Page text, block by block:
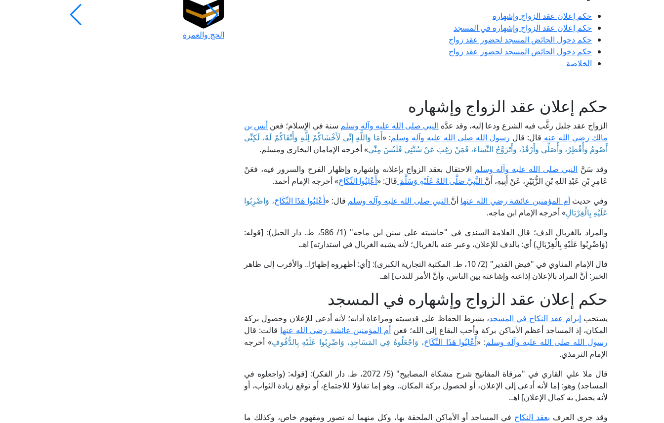
حكم إعلان عقد الزواج وإشهاره
حكم إعلان عقد الزواج وإشهاره في المسجد
حكم دخول الحائض المسجد لحضور عقد زواج
حكم دخول الحائض المسجد لحضور عقد زواج
الخلاصة
حكم إعلان عقد الزواج وإشهاره
الزواج عقد جليل رغَّب فيه الشرع ودعا إليه، وقد عدَّه النبي صلى الله عليه وآله وسلم سنة في الإسلام؛ فعن أنس بن
مالك رضي الله عنه قال: قال رسول الله صلى الله عليه وآله وسلم: «أَمَا وَاللَّهِ إِنِّي لَأَخْشَاكُمْ لِلَّهِ وَأَتْقَاكُمْ لَهُ، لَكِنِّي
أَصُومُ وَأُفْطِرُ، وَأُصَلِّي وَأَرْقُدُ، وَأَتَزَوَّجُ النِّسَاءَ، فَمَنْ رَغِبَ عَنْ سُنَّتِي فَلَيْسَ مِنِّي» أخرجه الإمامان البخاري ومسلم.
وقد سَنَّ النبي صلى الله عليه وآله وسلم الاحتفال بعقد الزواج بإعلانه وإشهاره وإظهار الفرح والسرور فيه، فعَنْ
عَامِرِ بْنِ عَبْدِ اللهِ بْنِ الزُّبَيْرِ، عَنْ أَبِيهِ، أَنَّ النَّبِيَّ صَلَّى اللهُ عَلَيْهِ وَسَلَّمَ قَالَ: «أَعْلِنُوا النِّكَاحَ» أخرجه الإمام أحمد.
وفي حديثأم المؤمنين عائشة رضي الله عنها أنَّ النبي صلى الله عليه وآله وسلم قال: «أَعْلِنُوا هَذَا النِّكَاحَ، وَاضْرِبُوا
عَلَيْهِ بِالْغِرْبَالِ» أخرجه الإمام ابن ماجه.
والمراد بالغربال الدف؛ قال العلامة السندي في "حاشيته على سنن ابن ماجه" (1/ 586، ط. دار الجيل): [قوله:
(وَاضْرِبُوا عَلَيْهِ بِالْغِرْبَالِ) أي: بالدف للإعلان، وعبر عنه بالغربال؛ لأنه يشبه الغربال في استدارته] اهـ.
قال الإمام المناوي في "فيض القدير" (2/ 10، ط. المكتبة التجارية الكبرى): [أي: أظهروه إظهارًا.. والأقرب إلى ظاهر
الخبر: أنَّ المراد بالإعلان إذاعته وإشاعته بين الناس، وأنَّ الأمر للندب] اهـ.
حكم إعلان عقد الزواج وإشهاره في المسجد
يستحب إبرام عقد النكاح في المسجد، بشرط الحفاظ على قدسيته ومراعاة آدابه؛ لأنه أدعى للإعلان وحصول بركة
المكان، إذ المساجد أعظم الأماكن بركة وأحب البقاع إلى الله؛ فعنأم المؤمنين عائشة رضي الله عنها قالت: قال
رسول الله صلى الله عليه وآله وسلم: «أَعْلِنُوا هَذَا النِّكَاحَ، وَاجْعَلُوهُ فِي المَسَاجِدِ، وَاضْرِبُوا عَلَيْهِ بِالدُّفُوفِ» أخرجه
الإمام الترمذي.
قال ملا علي القاري في "مرقاة المفاتيح شرح مشكاة المصابيح" (5/ 2072، ط. دار الفكر): [قوله: (واجعلوه في
المساجد) وهو: إما لأنه أدعى إلى الإعلان، أو لحصول بركة المكان.. وهو إما تفاؤلا للاجتماع، أو توقع زيادة الثواب، أو
لأنه يحصل به كمال الإعلان] اهـ.
وقد جرى العرف بعقد النكاح في المساجد أو الأماكن الملحقة بها، وكل منهما له تصور ومفهوم خاص، وكذلك ما
الحج والعمرة